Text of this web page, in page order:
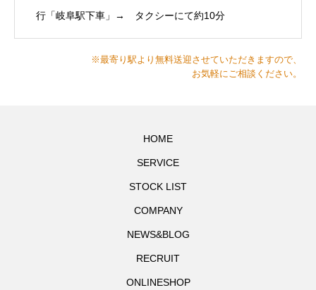
行「岐阜駅下車」→ タクシーにて約10分
※最寄り駅より無料送迎させていただきますので、
お気軽にご相談ください。
HOME
SERVICE
STOCK LIST
COMPANY
NEWS&BLOG
RECRUIT
ONLINESHOP